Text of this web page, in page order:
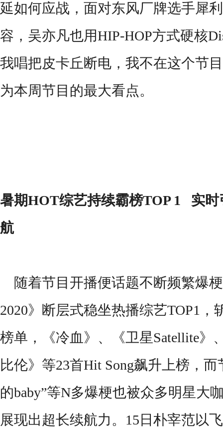
延如何应战，面对东风厂牌选手犀
容， 吴亦凡也用HIP-HOP方式硬核D
我唱把皮卡丘断电，我不在这个节
为本周节目的最大看点。
暑期HOT综艺持续霸榜TOP 1 实时
航
随着节目 开播便话题不断频繁爆
2020》断层式稳坐热播综艺TOP1 ，
榜单 ，《冷血》、《卫星Satellite》
比伦》等23首Hit Song飙升上榜，而
的baby”等N多爆梗也被众多明星大
展现出超长续航力 。 15日 朴宰范以